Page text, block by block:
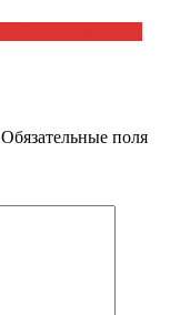
Обязательные поля